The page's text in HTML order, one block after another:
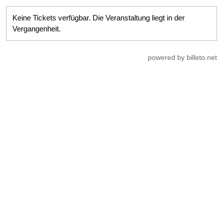
Keine Tickets verfügbar. Die Veranstaltung liegt in der
Vergangenheit.
powered by billeto.net